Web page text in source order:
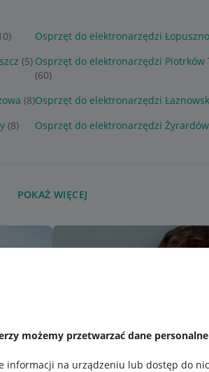
możemy przetwarzać dane
informacji na urządzeniu lub dostęp do
Osprzęt do elektronarzędzi Łopuszno
(5) Osprzęt do elektronarzędzi Piotrków
(60)
(8)Osprzęt do elektronarzędzi
(8) Osprzęt do elektronarzędzi Żyrardów
POKAŻ WIĘCEJ